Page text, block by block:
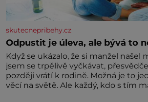
skutecnepribehy.cz
Odpustit je úleva, ale bývá to
Když se ukázalo, že si manžel našel
jsem se trpělivě vyčkávat,
později vrátí k rodině. Možná je to
věcí na světě. Ale každý, kdo s tím